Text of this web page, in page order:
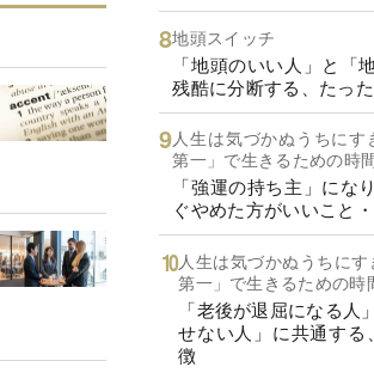
地頭スイッチ
「地頭のいい人」と「
残酷に分断する、たった
人生は気づかぬうちにす
第一」で生きるための時
「強運の持ち主」にな
ぐやめた方がいいこと
人生は気づかぬうちに
第一」で生きるための時
「老後が退屈になる人
せない人」に共通する
徴